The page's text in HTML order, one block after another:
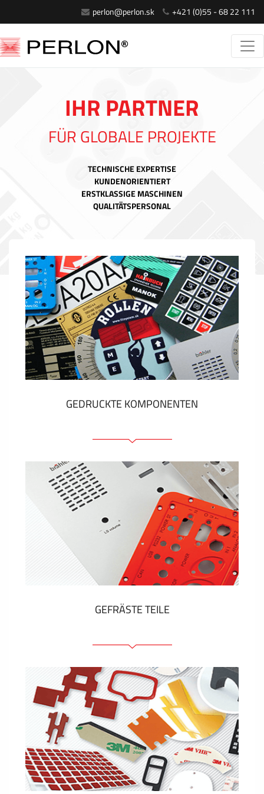
perlon@perlon.sk +421 (0)55 - 68 22 111
IHR PARTNER
FÜR GLOBALE PROJEKTE
TECHNISCHE EXPERTISE
KUNDENORIENTIERT
ERSTKLASSIGE MASCHINEN
QUALITÄTSPERSONAL
GEDRUCKTE KOMPONENTEN
Folienschilder
Folientastaturen
Metallschilder
Aufkleber und Etiketten
Kunststoff-Etiketten und Tags
ZEIGEN MEHR
GEFRÄSTE TEILE
Frontplatten (front und tragfähig)
Eloxierte Frontplatten
Farbige Frontplatten
Platten mit Befestigungselementen
Gravierte Schilder
ZEIGEN MEHR